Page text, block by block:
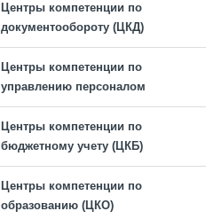
Центры компетенции по
документообороту (ЦКД)
Центры компетенции по
управлению персоналом
Центры компетенции по
бюджетному учету (ЦКБ)
Центры компетенции по
образованию (ЦКО)